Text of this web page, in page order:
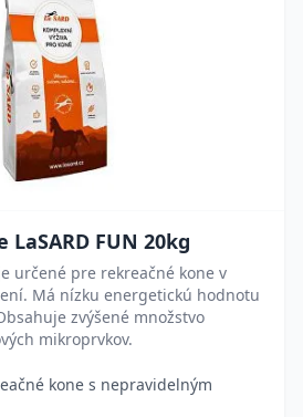
FUN 20kg
určené pre rekreačné kone v
Má nízku energetickú hodnotu
zvýšené množstvo
mikroprvkov.
kone s nepravidelným